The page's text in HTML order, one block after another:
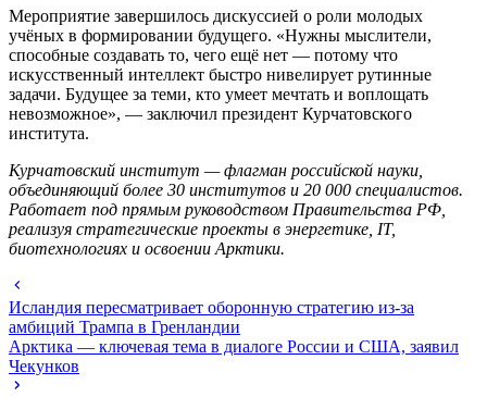
Мероприятие завершилось дискуссией о роли молодых
учёных в формировании будущего. «Нужны мыслители,
способные создавать то, чего ещё нет — потому что
искусственный интеллект быстро нивелирует рутинные
задачи. Будущее за теми, кто умеет мечтать и воплощать
невозможное», — заключил президент Курчатовского
института.
Курчатовский институт — флагман российской науки,
объединяющий более 30 институтов и 20 000 специалистов.
Работает под прямым руководством Правительства РФ,
реализуя стратегические проекты в энергетике, IT,
биотехнологиях и освоении Арктики.
Исландия пересматривает оборонную стратегию из-за
амбиций Трампа в Гренландии
Арктика — ключевая тема в диалоге России и США, заявил
Чекунков